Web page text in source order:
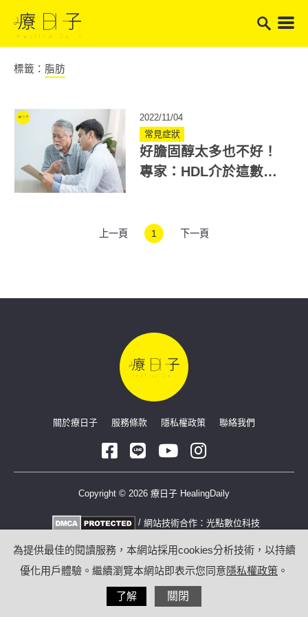
標籤： 脂肪
2022/11/04
常見症狀
好膽固醇太多也不好！
專家：HDL介於這數值
上一頁 1 下一頁
關於療日子 服務條款 隱私權政策 聯絡我們
Copyright © 2026 療日子 HealingDaily
/ 網站技術合作： 光點數位科技
為提供最佳的閱讀服務，本網站採用cookies分析技術，以持續
優化用戶體驗。繼續瀏覽本網站即表示您同意隱私權政策 。
了解 關閉